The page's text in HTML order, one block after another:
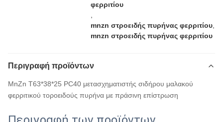
φερριτίου
mnzn στροειδής πυρήνας φερριτίου
mnzn στροειδής πυρήνας φερριτίου
Περιγραφή προϊόντων
MnZn T63*38*25 PC40 μετασχηματιστής σιδήρου μαλακού
φερριτικού τοροειδούς πυρήνα με πράσινη επίστρωση